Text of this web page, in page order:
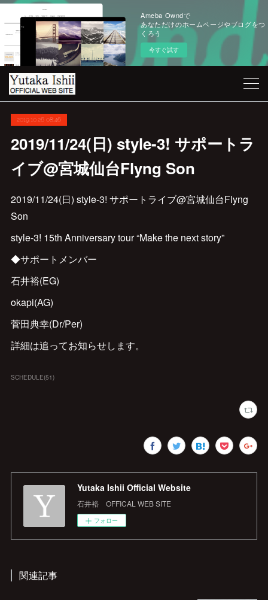
Ameba Owndで
あなただけのホームページやブログをつ
くろう
今すぐ試す
2019.10.26 08:46
2019/11/24(日) style-3! サポートラ
イブ@宮城仙台Flyng Son
2019/11/24(日) style-3! サポートライブ@宮城仙台Flyng
Son
style-3! 15th Anniversary tour “Make the next story”
◆サポートメンバー
石井裕(EG)
okapi(AG)
菅田典幸(Dr/Per)
詳細は追ってお知らせします。
SCHEDULE(51)
Yutaka Ishii Official Website
石井裕 OFFICAL WEB SITE
フォロー
関連記事